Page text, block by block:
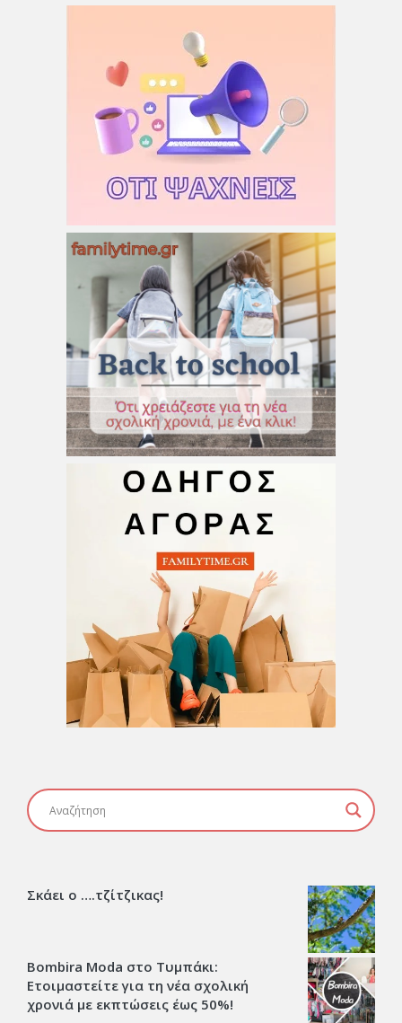
Σκάει ο ….τζίτζικας!
Bombira Moda στο Τυμπάκι:
Ετοιμαστείτε για τη νέα σχολική
χρονιά με εκπτώσεις έως 50%!